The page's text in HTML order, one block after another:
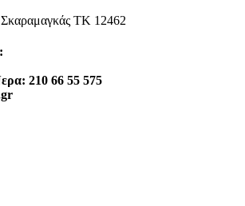
ΤΚ 12462
210 66 55 575